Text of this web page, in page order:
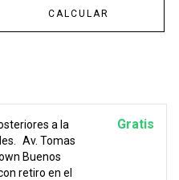
CALCULAR
a la
Av. Tomas
Buenos
retiro en el
Gratis